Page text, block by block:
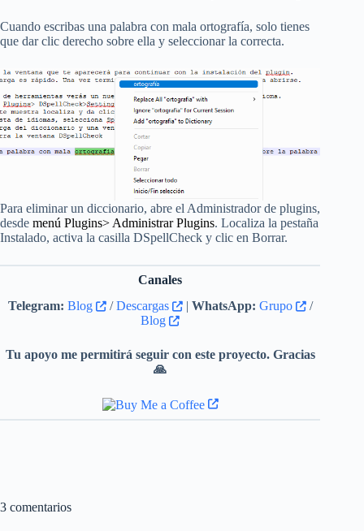
Cuando escribas una palabra con mala ortografía, solo tienes
que dar clic derecho sobre ella y seleccionar la correcta.
Para eliminar un diccionario, abre el Administrador de plugins,
desde menú Plugins> Administrar Plugins. Localiza la pestaña
Instalado, activa la casilla DSpellCheck y clic en Borrar.
Canales
Telegram: Blog /Descargas | WhatsApp: Grupo
/
Blog
Tu apoyo me permitirá seguir con este proyecto. Gracias
🙏
3 comentarios